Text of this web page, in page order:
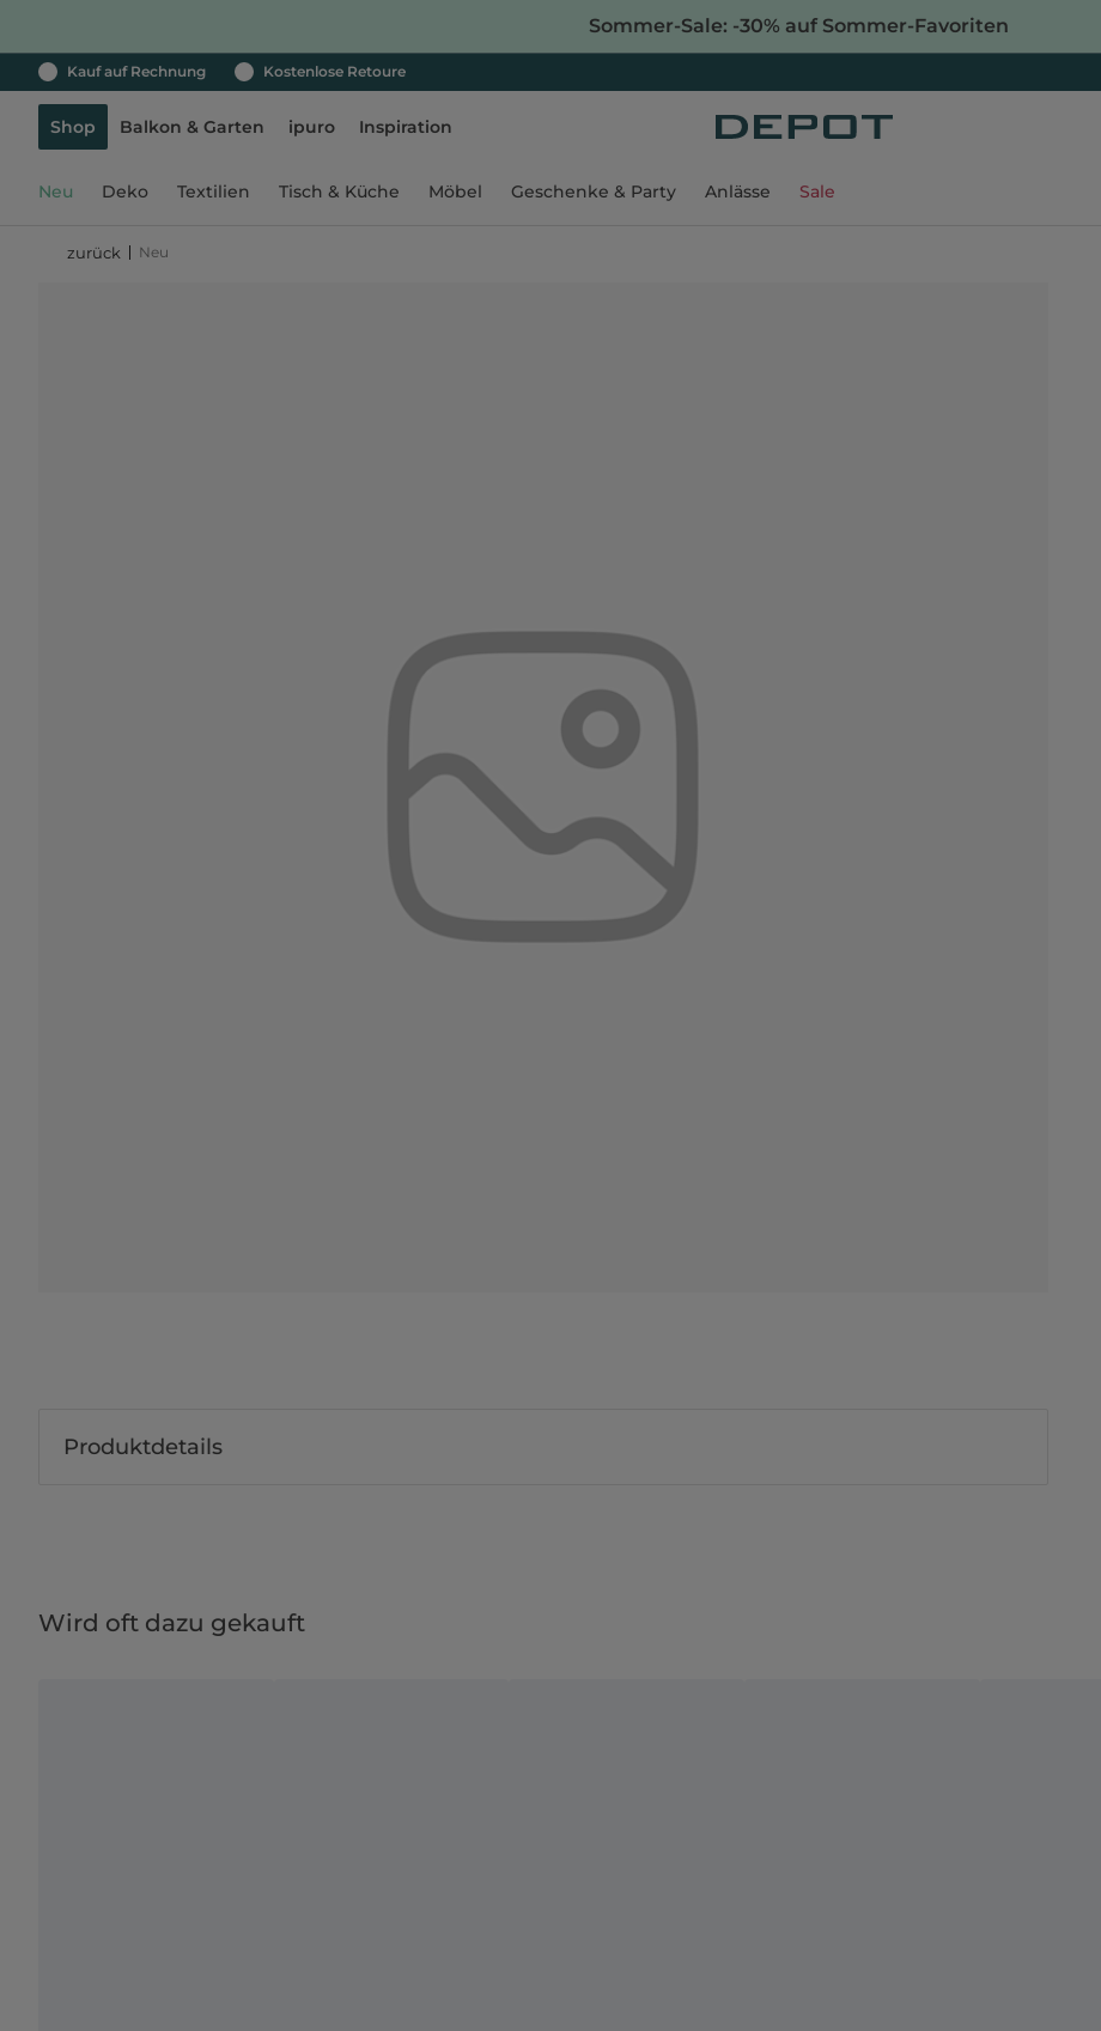
Sommer-Sale: -30% auf Sommer-Favoriten
Kauf auf Rechnung Kostenlose Retoure
Shop Balkon & Garten ipuro Inspiration
Neu Deko Textilien Tisch & Küche Möbel Geschenke & Party Anlässe Sale
zurück Neu
Produktdetails
Wird oft dazu gekauft